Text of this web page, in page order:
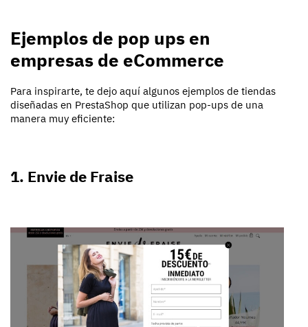
Ejemplos de pop ups en
empresas de eCommerce
Para inspirarte, te dejo aquí algunos ejemplos de tiendas
diseñadas en PrestaShop que utilizan pop-ups de una
manera muy eficiente:
1. Envie de Fraise